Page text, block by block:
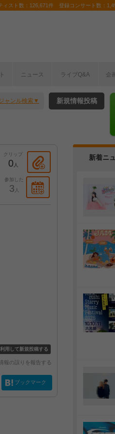
ィスト数：126,671件 登録コンサート数：
ニュース ライブQ&A 企
ジャンル検索 新規情報投稿
クリップ
0人
参加した
3 人
用して新規投稿する
報の誤りを報告する
ブックマーク
新着ニ